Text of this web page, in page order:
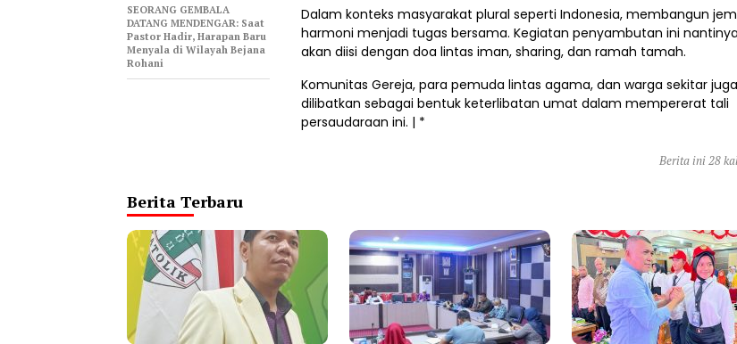
Dalam konteks masyarakat plural seperti Indonesia, membangun
harmoni menjadi tugas bersama. Kegiatan penyambutan ini
akan diisi dengan doa lintas iman, sharing, dan ramah tamah.
Komunitas Gereja, para pemuda lintas agama, dan warga sekitar
dilibatkan sebagai bentuk keterlibatan umat dalam mempererat tali
persaudaraan ini. | *
SEORANG GEMBALA
DATANG MENDENGAR: Saat
Pastor Hadir, Harapan Baru
Menyala di Wilayah Bejana
Rohani
Berita ini 28
Berita Terbaru